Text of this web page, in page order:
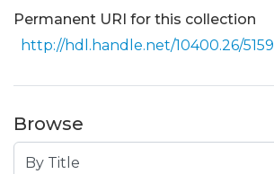
Entities
Permanent URI for this collection
http://hdl.handle.net/10400.26/5159
Browse